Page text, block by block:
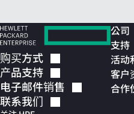
购买方式
产品支持
电子邮件销售
联系我们
公司
支持
活动
客户
合作